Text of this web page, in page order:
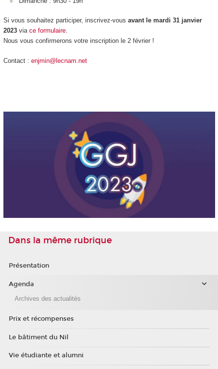
Si vous souhaitez participer, inscrivez-vous avant le mardi 31 janvier
2023via ce formulaire.
Nous vous confirmerons votre inscription le 2 février !
Contact : enjmin@lecnam.net
Dans la même rubrique
Présentation
Agenda
Archives des actualités
Prix et récompenses
Le bâtiment du Nil
Vie étudiante et alumni